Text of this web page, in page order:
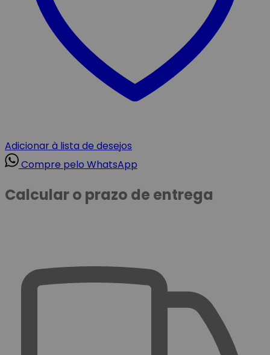
Adicionar à lista de desejos
Compre pelo WhatsApp
Calcular o prazo de entrega